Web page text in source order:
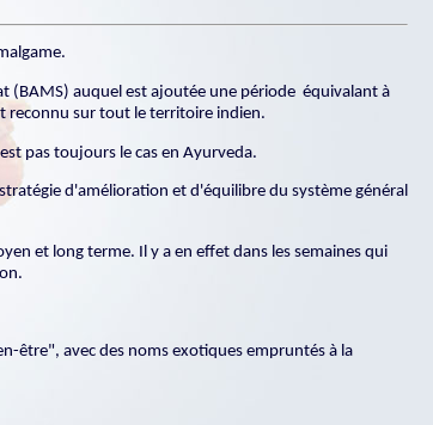
(BAMS) auquel est ajoutée une période équivalant à
reconnu sur tout le territoire indien.
pas toujours le cas en Ayurveda.
d'amélioration et d'équilibre du système général
et long terme. Il y a en effet dans les semaines qui
être", avec des noms exotiques empruntés à la